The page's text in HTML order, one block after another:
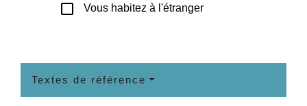
check_box_outline_blank Vous habitez à l'étranger
Textes de référence